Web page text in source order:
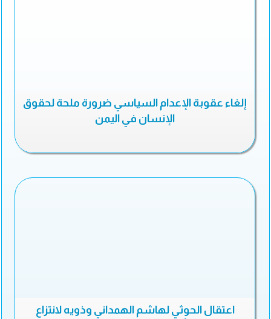
إلغاء عقوبة الإعدام السياسي ضرورة ملحة لحقوق
الإنسان في اليمن
اعتقال الحوثي لهاشم الهمداني وذويه لانتزاع